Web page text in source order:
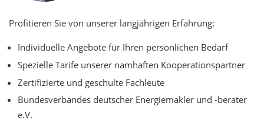
Profitieren Sie von unserer langjährigen Erfahrung:
Individuelle Angebote für Ihren persönlichen Bedarf
Spezielle Tarife unserer namhaften Kooperationspartner
Zertifizierte und geschulte Fachleute
Bundesverbandes deutscher Energiemakler und -berater
e.V.